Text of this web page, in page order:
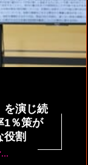
を演じ続
1％策が
役割
…